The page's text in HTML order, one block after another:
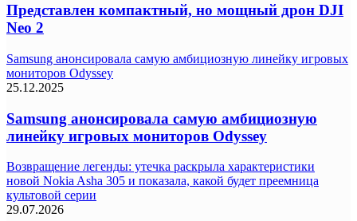
Представлен компактный, но мощный дрон DJI
Neo 2
Samsung анонсировала самую амбициозную линейку игровых
мониторов Odyssey
25.12.2025
Samsung анонсировала самую амбициозную
линейку игровых мониторов Odyssey
Возвращение легенды: утечка раскрыла характеристики
новой Nokia Asha 305 и показала, какой будет преемница
культовой серии
29.07.2026